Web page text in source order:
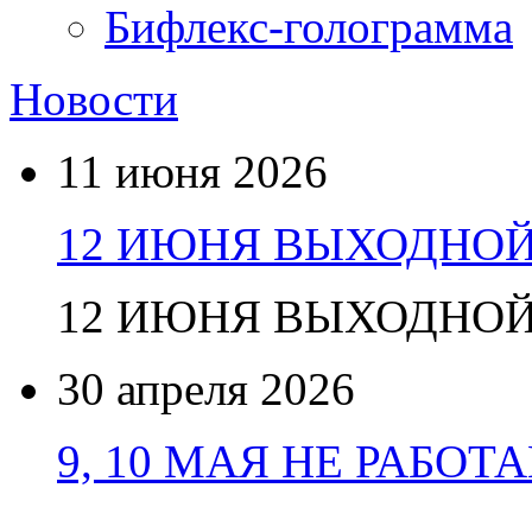
Бифлекс-голограмма
Новости
11 июня 2026
12 ИЮНЯ
12 ИЮНЯ
30 апреля 2026
9, 10 МАЯ НЕ